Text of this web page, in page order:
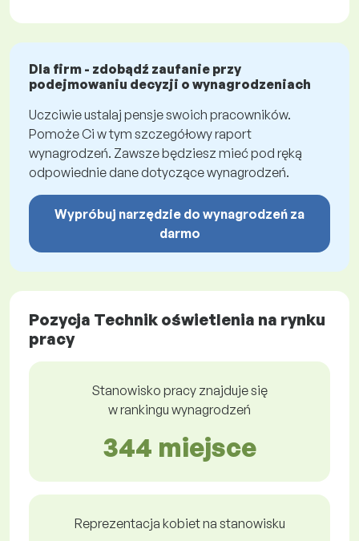
Dla firm - zdobądź zaufanie przy
podejmowaniu decyzji o wynagrodzeniach
Uczciwie ustalaj pensje swoich pracowników.
Pomoże Ci w tym szczegółowy raport
wynagrodzeń. Zawsze będziesz mieć pod ręką
odpowiednie dane dotyczące wynagrodzeń.
Wypróbuj narzędzie do wynagrodzeń za
darmo
Pozycja Technik oświetlenia na rynku
pracy
Stanowisko pracy znajduje się
w rankingu wynagrodzeń
344 miejsce
Reprezentacja kobiet na stanowisku